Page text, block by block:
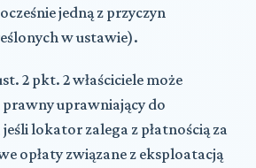
jedną z przyczyn
w ustawie).
2 pkt. 2 właściciele może
uprawniający do
lokator zalega z płatnością za
opłaty związane z eksploatacją